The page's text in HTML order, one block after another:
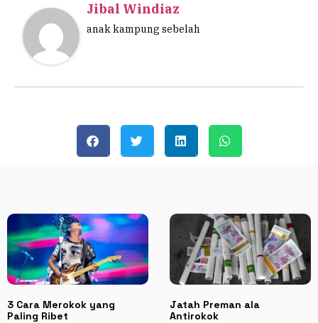
Jibal Windiaz
anak kampung sebelah
3 Cara Merokok yang
Paling Ribet
Jatah Preman ala
Antirokok